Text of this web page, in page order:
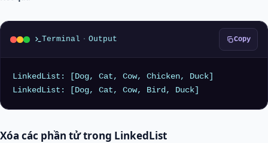
Terminal · Output Copy
LinkedList: [Dog, Cat, Cow, Chicken, Duck]
Xóa các phần tử trong LinkedList